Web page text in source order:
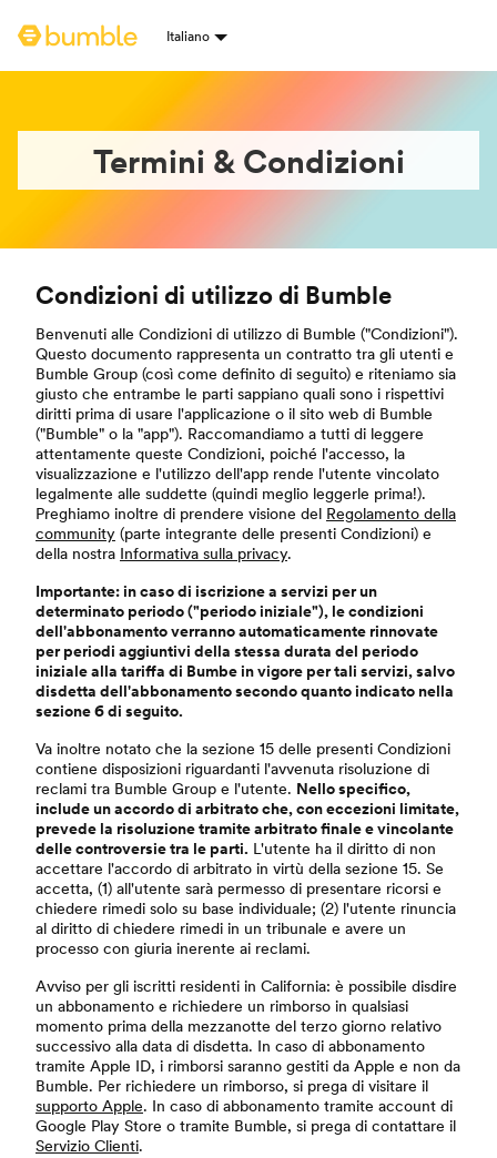
Home page di Bumble
Selezione lingua
Italiano
Termini & Condizioni
Condizioni di utilizzo di Bumble
Benvenuti alle Condizioni di utilizzo di Bumble ("Condizioni").
Questo documento rappresenta un contratto tra gli utenti e
Bumble Group (così come definito di seguito) e riteniamo sia
giusto che entrambe le parti sappiano quali sono i rispettivi
diritti prima di usare l'applicazione o il sito web di Bumble
("Bumble" o la "app"). Raccomandiamo a tutti di leggere
attentamente queste Condizioni, poiché l'accesso, la
visualizzazione e l'utilizzo dell'app rende l'utente vincolato
legalmente alle suddette (quindi meglio leggerle prima!).
Preghiamo inoltre di prendere visione del Regolamento della
community (parte integrante delle presenti Condizioni) e
della nostra Informativa sulla privacy.
Importante: in caso di iscrizione a servizi per un
determinato periodo ("periodo iniziale"), le condizioni
dell'abbonamento verranno automaticamente rinnovate
per periodi aggiuntivi della stessa durata del periodo
iniziale alla tariffa di Bumbe in vigore per tali servizi, salvo
disdetta dell'abbonamento secondo quanto indicato nella
sezione 6 di seguito.
Va inoltre notato che la sezione 15 delle presenti Condizioni
contiene disposizioni riguardanti l'avvenuta risoluzione di
reclami tra Bumble Group e l'utente. Nello specifico,
include un accordo di arbitrato che, con eccezioni limitate,
prevede la risoluzione tramite arbitrato finale e vincolante
delle controversie tra le parti. L'utente ha il diritto di non
accettare l'accordo di arbitrato in virtù della sezione 15. Se
accetta, (1) all'utente sarà permesso di presentare ricorsi e
chiedere rimedi solo su base individuale; (2) l'utente rinuncia
al diritto di chiedere rimedi in un tribunale e avere un
processo con giuria inerente ai reclami.
Avviso per gli iscritti residenti in California: è possibile disdire
un abbonamento e richiedere un rimborso in qualsiasi
momento prima della mezzanotte del terzo giorno relativo
successivo alla data di disdetta. In caso di abbonamento
tramite Apple ID, i rimborsi saranno gestiti da Apple e non da
Bumble. Per richiedere un rimborso, si prega di visitare il
supporto Apple. In caso di abbonamento tramite account di
Google Play Store o tramite Bumble, si prega di contattare il
Servizio Clienti.